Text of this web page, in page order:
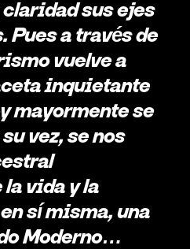
sus ejes
Pues a través de
vuelve a
inquietante
mayormente se
vez, se nos
vida y la
sí misma, una
Moderno…